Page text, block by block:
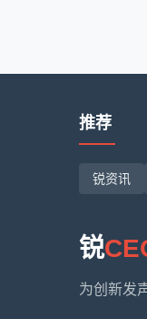
推荐
锐资讯
锐
为创新发